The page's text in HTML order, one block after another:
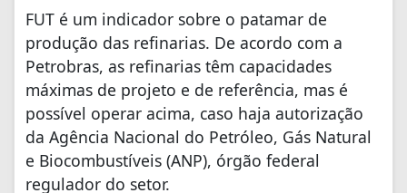
FUT é um indicador sobre o patamar de
produção das refinarias. De acordo com a
Petrobras, as refinarias têm capacidades
máximas de projeto e de referência, mas é
possível operar acima, caso haja autorização
da Agência Nacional do Petróleo, Gás Natural
e Biocombustíveis (ANP), órgão federal
regulador do setor.